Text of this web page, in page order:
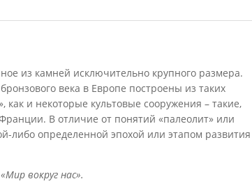
из камней исключительно крупного размера.
века в Европе построены из таких
как и некоторые культовые сооружения – такие,
В отличие от понятий «палеолит» или
либо определенной эпохой или этапом развития
вокруг нас».